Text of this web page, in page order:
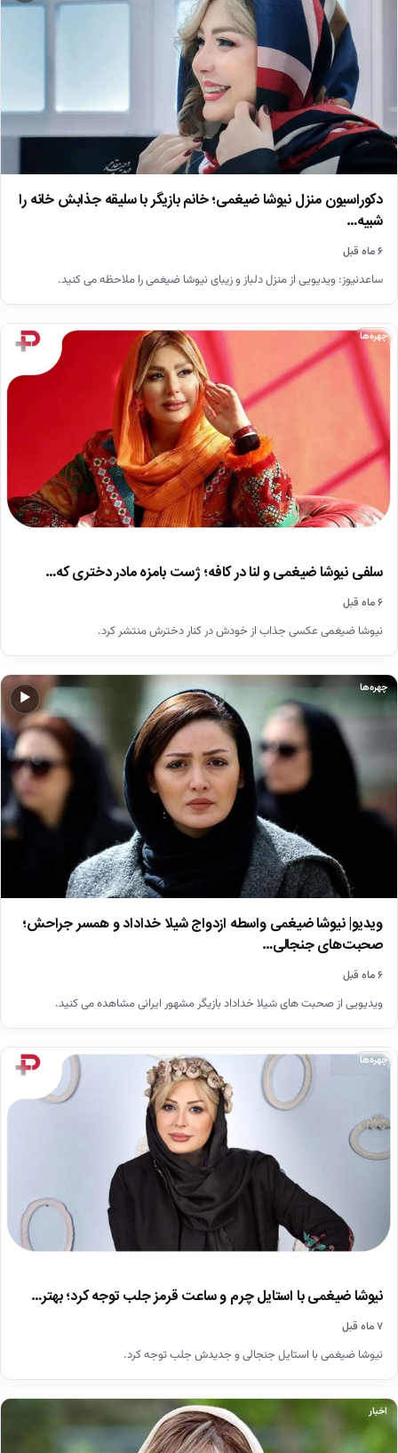
دکوراسیون منزل نیوشا ضیغمی؛ خانم بازیگر با سلیقه جذابش خانه را
شبیه…
۶ ماه قبل
ساعدنیوز: ویدیویی از منزل دلباز و زیبای نیوشا ضیغمی را ملاحظه می کنید.
چهره‌ها
سلفی نیوشا ضیغمی و لنا در کافه؛ ژست بامزه مادر دختری که…
۶ ماه قبل
نیوشا ضیغمی عکسی جذاب از خودش در کنار دخترش منتشر کرد.
▶
چهره‌ها
ویدیو| نیوشا ضیغمی واسطه ازدواج شیلا خداداد و همسر جراحش؛
صحبت‌های جنجالی…
۶ ماه قبل
ویدیویی از صحبت های شیلا خداداد بازیگر مشهور ایرانی مشاهده می کنید.
چهره‌ها
نیوشا ضیغمی با استایل چرم و ساعت قرمز جلب توجه کرد؛ بهتر…
۷ ماه قبل
نیوشا ضیغمی با استایل جنجالی و جدیدش جلب توجه کرد.
اخبار